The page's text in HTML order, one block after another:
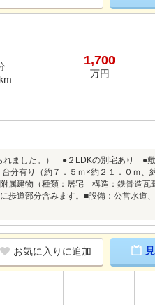
1,700
万円
れました。） ●２LDKの別宅あり
分有り（約７．５ｍ×約２１．０ｍ
属建物（種類：居宅 構造：鉄骨造
道部分含みます。■設備：公営水道
お気に入りに追加